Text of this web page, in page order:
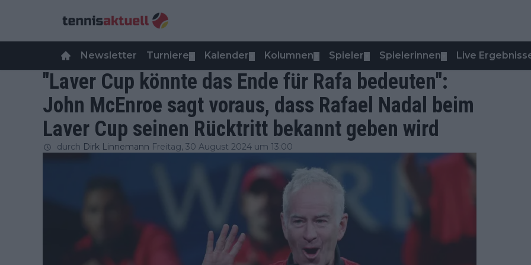
Newsletter Turniere Kalender Kolumnen Spieler Spielerinnen Live
"Laver Cup könnte das Ende für Rafa bedeuten":
John McEnroe sagt voraus, dass Rafael Nadal beim
Laver Cup seinen Rücktritt bekannt geben wird
durch Dirk Linnemann Freitag, 30 August 2024 um 13:00